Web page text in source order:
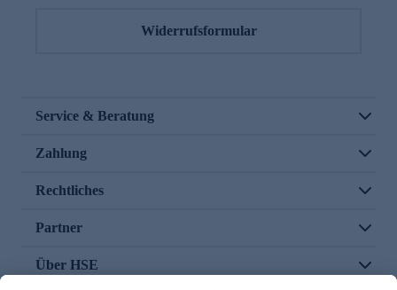
Widerrufsformular
Service & Beratung
Zahlung
Rechtliches
Partner
Über HSE